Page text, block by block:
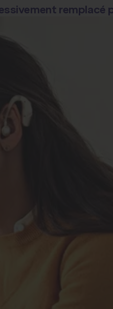
remplacé